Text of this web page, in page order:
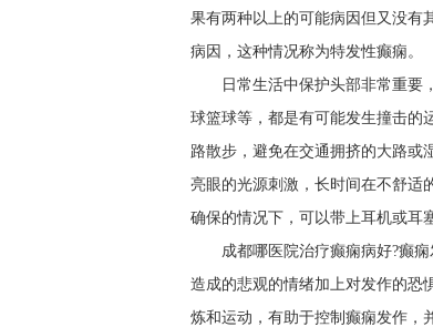
果有两种以上的可能病因但又没有
病因，这种情况称为特发性癫痫。
日常生活中保护头部非常重要
球篮球等，都是有可能发生撞击的
路散步，避免在交通拥挤的大路或
亮眼的光源刺激，长时间在不舒适
确保的情况下，可以带上耳机或耳
成都哪医院治疗癫痫病好?癫
造成的悲观的情绪加上对发作的恐
炼和运动，有助于控制癫痫发作，